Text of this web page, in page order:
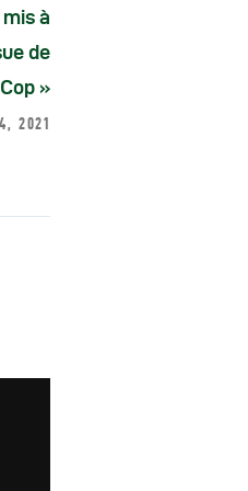
à
de
»
2021